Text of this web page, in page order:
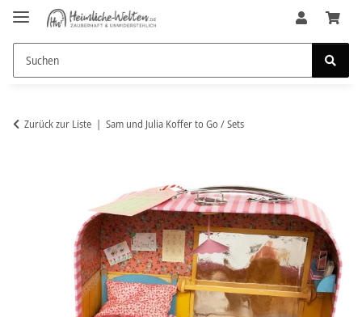
Zurück zur Liste Sam und Julia Koffer to Go / Sets